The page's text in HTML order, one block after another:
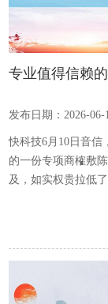
专业值得信赖
真人游戏第一品
发布日期：2026-06-
快科技6月10日音信
的一份专项商榷敷
及，如实权贵拉低
带来的生养率着落
群体中，对应生养